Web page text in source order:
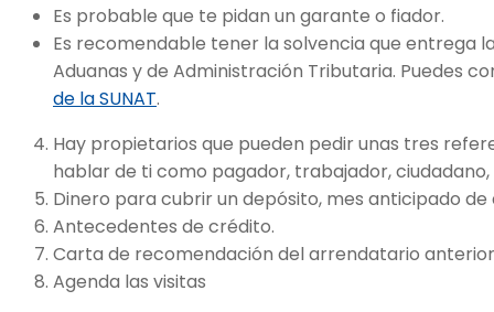
Es probable que te pidan un garante o fiador.
Es recomendable tener la solvencia que entrega
Aduanas y de Administración Tributaria. Puedes
de la SUNAT.
Hay propietarios que pueden pedir unas tres
hablar de ti como pagador, trabajador,
Dinero para cubrir un depósito, mes anticipado
Antecedentes de crédito.
Carta de recomendación del arrendatario
Agenda las visitas